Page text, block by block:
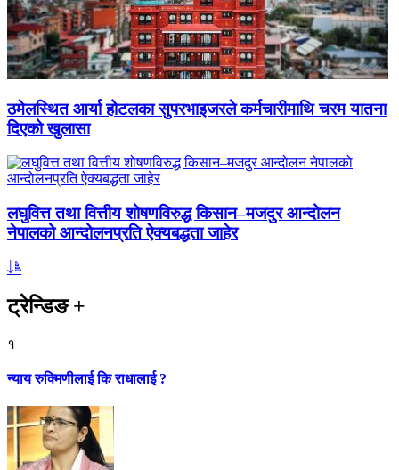
ठमेलस्थित आर्या होटलका सुपरभाइजरले कर्मचारीमाथि चरम यातना
दिएको खुलासा
लघुवित्त तथा वित्तीय शोषणविरुद्ध किसान–मजदुर आन्दोलन
नेपालको आन्दोलनप्रति ऐक्यबद्धता जाहेर
ट्रेन्डिङ+
१
न्याय रुक्मिणीलाई कि राधालाई ?